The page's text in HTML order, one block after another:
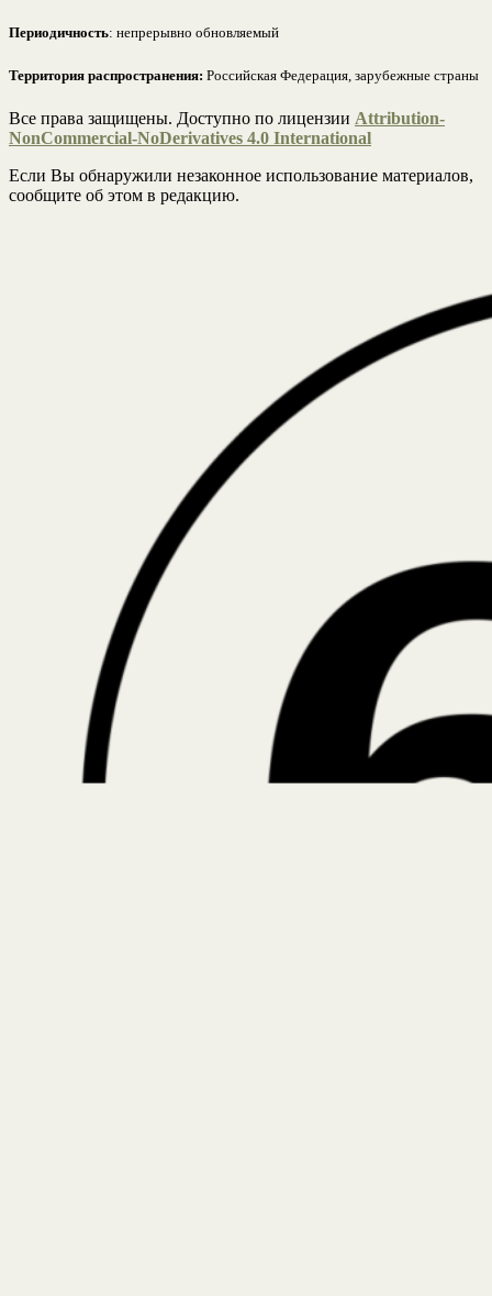
Периодичность: непрерывно обновляемый
Территория распространения: Российская Федерация, зарубежные страны
Все права защищены. Доступно по лицензии Attribution-
NonCommercial-NoDerivatives 4.0 International
Если Вы обнаружили незаконное использование материалов,
сообщите об этом в редакцию.